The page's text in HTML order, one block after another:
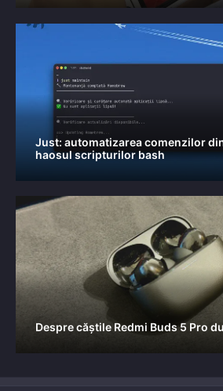
Just: automatizarea comenzilor
haosul scripturilor bash
Despre căștile Redmi Buds 5 Pro